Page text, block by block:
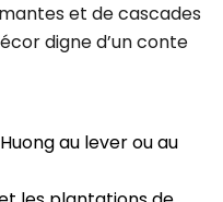
et de cascades
digne d’un conte
au lever ou au